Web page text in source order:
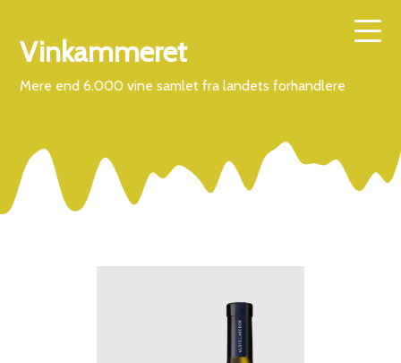
Vinkammeret
Mere end 6.000 vine samlet fra landets forhandlere